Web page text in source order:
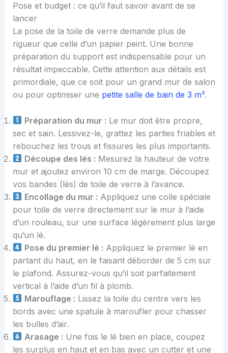
Pose et budget : ce qu’il faut savoir avant de se
lancer
La pose de la toile de verre demande plus de
rigueur que celle d’un papier peint. Une bonne
préparation du support est indispensable pour un
résultat impeccable. Cette attention aux détails est
primordiale, que ce soit pour un grand mur de salon
ou pour optimiser une petite salle de bain de 3 m².
Préparation du mur : Le mur doit être propre,
sec et sain. Lessivez-le, grattez les parties friables et
rebouchez les trous et fissures les plus importants.
Découpe des lés : Mesurez la hauteur de votre
mur et ajoutez environ 10 cm de marge. Découpez
vos bandes (lés) de toile de verre à l’avance.
Encollage du mur : Appliquez une colle spéciale
pour toile de verre directement sur le mur à l’aide
d’un rouleau, sur une surface légèrement plus large
qu’un lé.
Pose du premier lé : Appliquez le premier lé en
partant du haut, en le faisant déborder de 5 cm sur
le plafond. Assurez-vous qu’il soit parfaitement
vertical à l’aide d’un fil à plomb.
Marouflage : Lissez la toile du centre vers les
bords avec une spatule à maroufler pour chasser
les bulles d’air.
Arasage : Une fois le lé bien en place, coupez
les surplus en haut et en bas avec un cutter et une